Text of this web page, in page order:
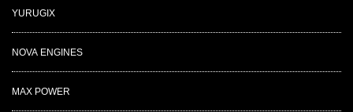
YURUGIX
NOVA ENGINES
MAX POWER